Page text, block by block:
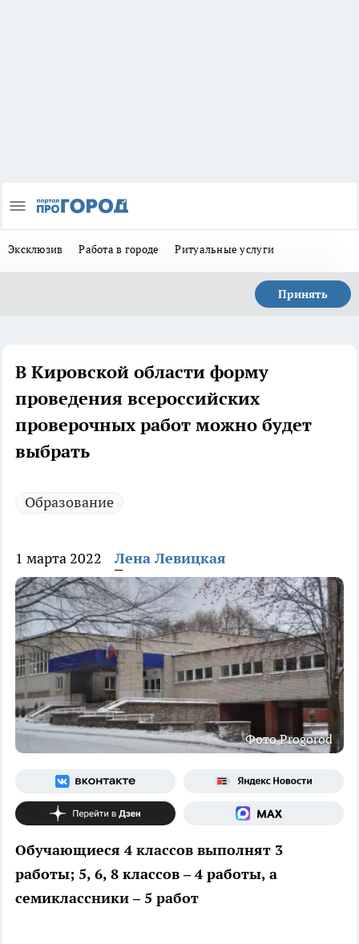
Эксклюзив Работа в городе Ритуальные услуги
Принять
В Кировской области форму
проведения всероссийских
проверочных работ можно будет
выбрать
Образование
1 марта 2022 Лена Левицкая
Фото Progorod
Обучающиеся 4 классов выполнят 3
работы; 5, 6, 8 классов – 4 работы, а
семиклассники – 5 работ